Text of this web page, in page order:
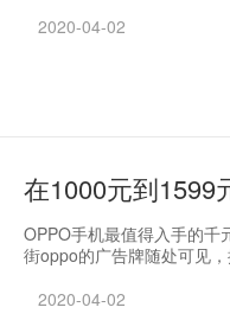
2020-04-02
在1000元到1599
OPPO手机最值得入手的千
街oppo的广告牌随处可见
2020-04-02